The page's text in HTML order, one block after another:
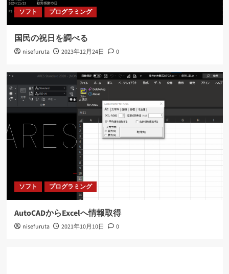
ソフト プログラミング
国民の祝日を調べる
nisefuruta 2023年12月24日 0
ソフト プログラミング
AutoCADからExcelへ情報取得
nisefuruta 2021年10月10日 0